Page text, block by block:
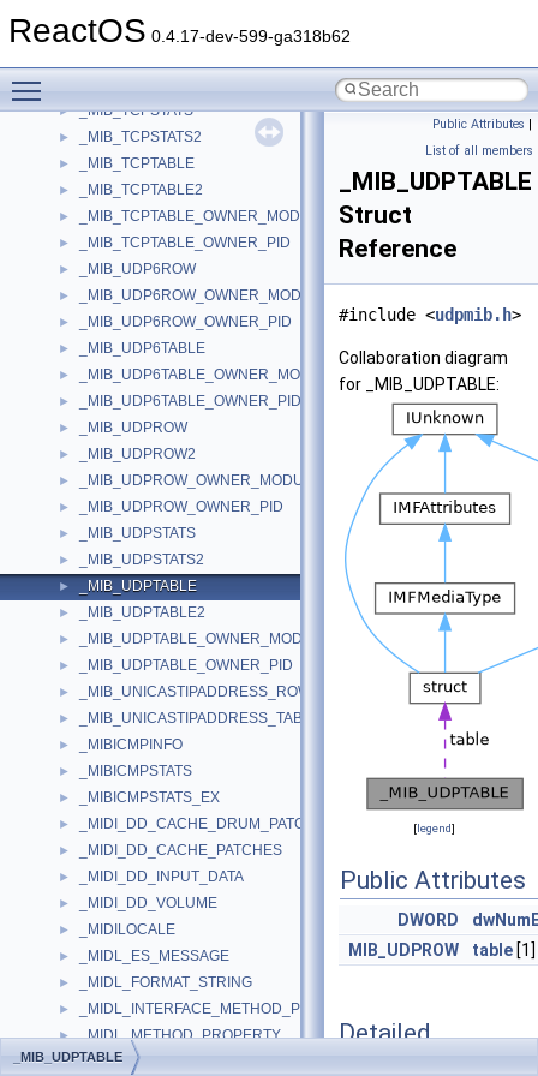
ReactOS 0.4.17-dev-599-ga318b62
► _MIB_TCPROW2
► _MIB_TCPSTATS
► _MIB_TCPSTATS2
► _MIB_TCPTABLE
► _MIB_TCPTABLE2
► _MIB_TCPTABLE_OWNER_MODULE
► _MIB_TCPTABLE_OWNER_PID
► _MIB_UDP6ROW
► _MIB_UDP6ROW_OWNER_MODULE
► _MIB_UDP6ROW_OWNER_PID
► _MIB_UDP6TABLE
► _MIB_UDP6TABLE_OWNER_MODULE
► _MIB_UDP6TABLE_OWNER_PID
► _MIB_UDPROW
► _MIB_UDPROW2
► _MIB_UDPROW_OWNER_MODULE
► _MIB_UDPROW_OWNER_PID
► _MIB_UDPSTATS
► _MIB_UDPSTATS2
► _MIB_UDPTABLE
► _MIB_UDPTABLE2
► _MIB_UDPTABLE_OWNER_MODULE
► _MIB_UDPTABLE_OWNER_PID
► _MIB_UNICASTIPADDRESS_ROW
► _MIB_UNICASTIPADDRESS_TABLE
► _MIBICMPINFO
► _MIBICMPSTATS
► _MIBICMPSTATS_EX
► _MIDI_DD_CACHE_DRUM_PATCHES
► _MIDI_DD_CACHE_PATCHES
► _MIDI_DD_INPUT_DATA
► _MIDI_DD_VOLUME
► _MIDILOCALE
► _MIDL_ES_MESSAGE
► _MIDL_FORMAT_STRING
► _MIDL_INTERFACE_METHOD_PROPERTIES
► _MIDL_METHOD_PROPERTY
► _MIDL_METHOD_PROPERTY_MAP
Public Attributes |
List of all members
_MIB_UDPTABLE
Struct
Reference
#include <udpmib.h>
Collaboration diagram
for _MIB_UDPTABLE:
[legend]
Public Attributes
DWORD
MIB_UDPROW
table [1]
Detailed
_MIB_UDPTABLE